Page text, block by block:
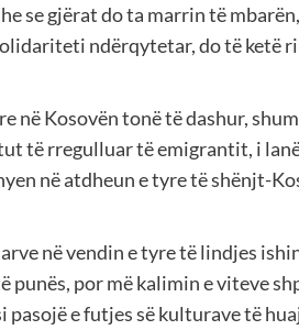
se gjërat do ta marrin të
ndërqytetar, do të ketë
në Kosovën tonë të dashur,
të rregulluar të emigrantit, i
në atdheun e tyre të shënjt-
në vendin e tyre të lindjes
por më kalimin e viteve
e futjes së kulturave të